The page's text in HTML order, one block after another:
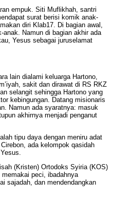
empuk. Siti Muflikhah, santri
surat berisi komik anak-
diri Klab17. Di bagian awal,
Namun di bagian akhir ada
Yesus sebagai juruselamat
lain dialami keluarga Hartono,
sakit dan dirawat di RS RKZ
selangit sehingga Hartono yang
kebingungan. Datang misionaris
Namun ada syaratnya: masuk
akhirnya menjadi penganut
tipu daya dengan meniru adat
ada kelompok qasidah
(Kristen) Ortodoks Syiria (KOS)
peci, ibadahnya
sajadah, dan mendendangkan